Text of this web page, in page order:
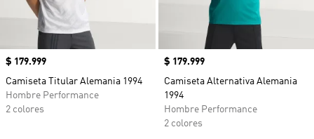
Precio
$ 179.999
Camiseta Titular Alemania 1994
Hombre Performance
2 colores
Precio
$ 179.999
Camiseta Alternativa Alemania
1994
Hombre Performance
2 colores